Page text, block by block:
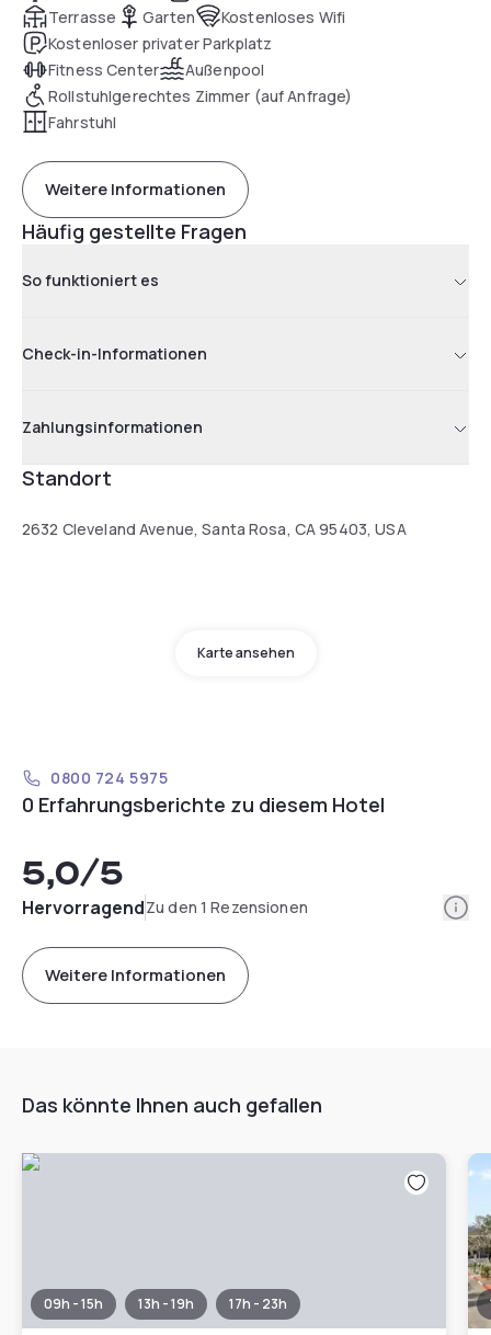
Terrasse
Garten
Kostenloses Wifi
Kostenloser privater Parkplatz
Fitness Center
Außenpool
Rollstuhlgerechtes Zimmer (auf Anfrage)
Fahrstuhl
Weitere Informationen
Häufig gestellte Fragen
So funktioniert es
Check-in-Informationen
Zahlungsinformationen
Standort
2632 Cleveland Avenue, Santa Rosa, CA 95403, USA
Karte ansehen
0800 724 5975
0 Erfahrungsberichte zu diesem Hotel
5,0/5
HervorragendZu den 1 Rezensionen
Weitere Informationen
Das könnte Ihnen auch gefallen
09h - 15h 13h - 19h 17h - 23h